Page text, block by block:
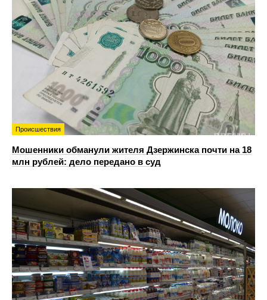
Происшествия
Мошенники обманули жителя Дзержинска почти на 18
млн рублей: дело передано в суд